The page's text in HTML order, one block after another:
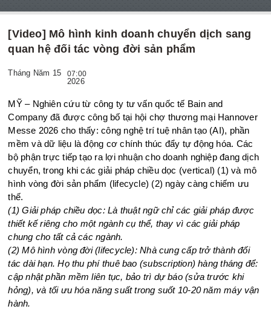
[Video] Mô hình kinh doanh chuyển dịch sang
quan hệ đối tác vòng đời sản phẩm
Tháng Năm 15 07:00
2026
MỸ – Nghiên cứu từ công ty tư vấn quốc tế Bain and
Company đã được công bố tại hội chợ thương mại Hannover
Messe 2026 cho thấy: công nghệ trí tuệ nhân tạo (AI), phần
mềm và dữ liệu là động cơ chính thúc đẩy tự động hóa. Các
bộ phận trực tiếp tạo ra lợi nhuận cho doanh nghiệp đang dịch
chuyển, trong khi các giải pháp chiều dọc (vertical) (1) và mô
hình vòng đời sản phẩm (lifecycle) (2) ngày càng chiếm ưu
thế.
(1) Giải pháp chiều dọc: Là thuật ngữ chỉ các giải pháp được
thiết kế riêng cho một ngành cụ thể, thay vì các giải pháp
chung cho tất cả các ngành.
(2) Mô hình vòng đời (lifecycle): Nhà cung cấp trở thành đối
tác dài hạn. Họ thu phí thuê bao (subscription) hàng tháng để:
cập nhật phần mềm liên tục, bảo trì dự báo (sửa trước khi
hỏng), và tối ưu hóa năng suất trong suốt 10-20 năm máy vận
hành.